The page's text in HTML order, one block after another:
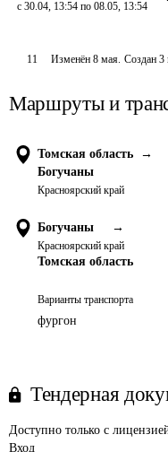
с 30.04, 13:54 по 08.05, 13:54
11 Изменён8 мая. Создан 3
Маршруты и
Томская область
→
Богучаны
Красноярский край
Богучаны →
Красноярский край
Томская область
Варианты транспорта
фургон
Тендерная
Доступно только с
Вход